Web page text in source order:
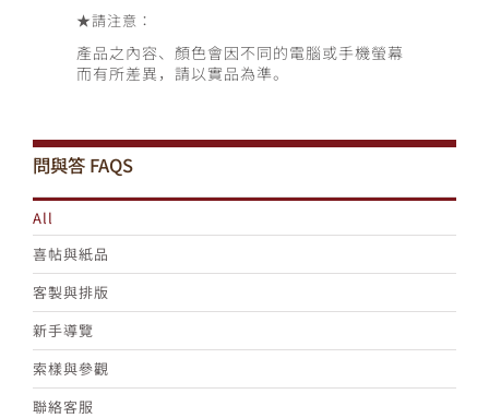
★請注意：
產品之內容、顏色會因不同的電腦或手機螢幕
而有所差異，請以實品為準。
問與答 FAQS
All
喜帖與紙品
客製與排版
新手導覽
索樣與參觀
聯絡客服